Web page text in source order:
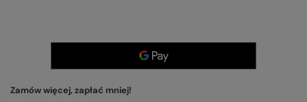
Zamów więcej, zapłać mniej!